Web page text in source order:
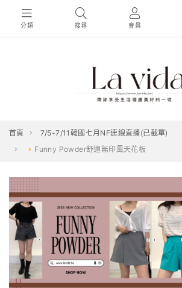
分類 搜尋 會員
首頁
7/5-7/11韓國七月NF連線直播(已截單)
🔸Funny Powder舒適無印風天花板